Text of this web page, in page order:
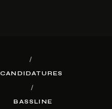
CANDIDATURES
BASSLINE